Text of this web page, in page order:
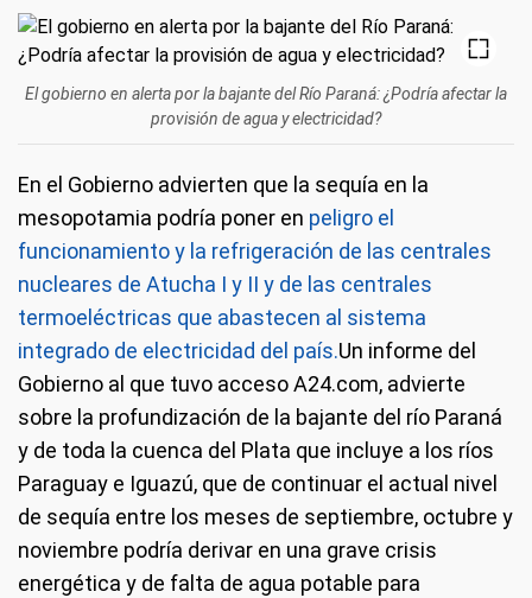
El gobierno en alerta por la bajante del Río Paraná: ¿Podría afectar la
provisión de agua y electricidad?
En el Gobierno advierten que la sequía en la
mesopotamia podría poner en peligro el
funcionamiento y la refrigeración de las centrales
nucleares de Atucha I y II y de las centrales
termoeléctricas que abastecen al sistema
integrado de electricidad del país.Un informe del
Gobierno al que tuvo acceso A24.com, advierte
sobre la profundización de la bajante del río Paraná
y de toda la cuenca del Plata que incluye a los ríos
Paraguay e Iguazú, que de continuar el actual nivel
de sequía entre los meses de septiembre, octubre y
noviembre podría derivar en una grave crisis
energética y de falta de agua potable para